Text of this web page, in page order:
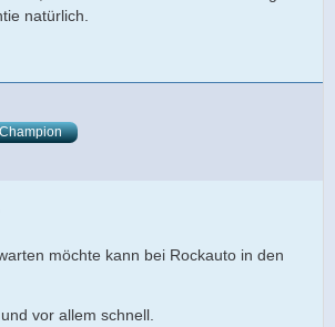
natürlich.
möchte kann bei Rockauto in den
vor allem schnell.